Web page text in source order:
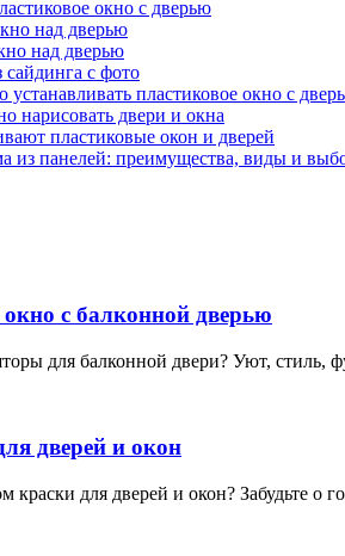
окно с дверью
над дверью
над дверью
с фото
устанавливать пластиковое окно с
нарисовать двери и окна
пластиковые окон и дверей
из панелей: преимущества, виды и
окно с балконной дверью
для балконной двери? Уют, стиль,
дверей и окон
краски для дверей и окон? Забудьте